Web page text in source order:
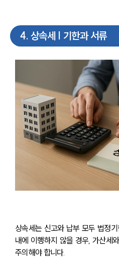
4. 상속세 | 기한과 서류
상속세는 신고와 납부 모두 법정
내에 이행하지 않을 경우, 가산세
주의해야 합니다.